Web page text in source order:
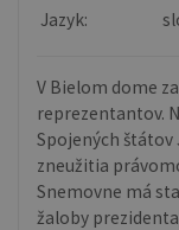
Jazyk:
V Bielom dome
reprezentantov.
Spojených
zneužitia
Snemovne má
žaloby